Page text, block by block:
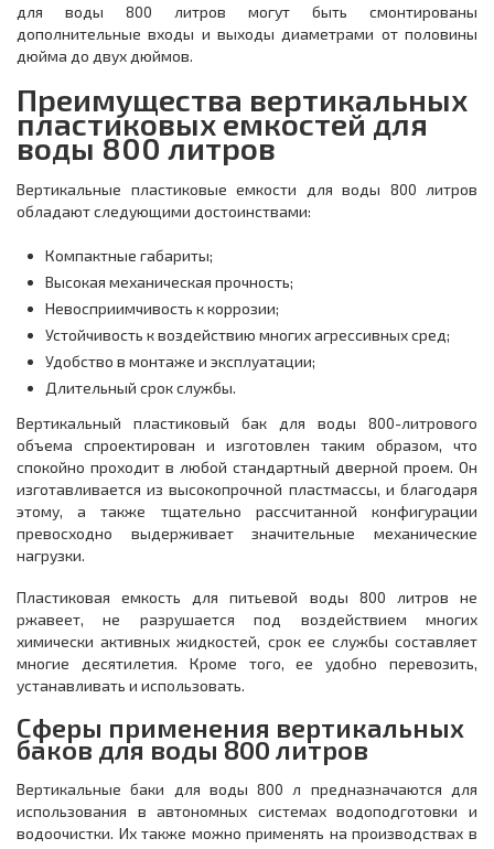
для воды 800 литров могут быть смонтированы
дополнительные входы и выходы диаметрами от половины
дюйма до двух дюймов.
Преимущества вертикальных
пластиковых емкостей для
воды 800 литров
Вертикальные пластиковые емкости для воды 800 литров
обладают следующими достоинствами:
Компактные габариты;
Высокая механическая прочность;
Невосприимчивость к коррозии;
Устойчивость к воздействию многих агрессивных сред;
Удобство в монтаже и эксплуатации;
Длительный срок службы.
Вертикальный пластиковый бак для воды 800-литрового
объема спроектирован и изготовлен таким образом, что
спокойно проходит в любой стандартный дверной проем. Он
изготавливается из высокопрочной пластмассы, и благодаря
этому, а также тщательно рассчитанной конфигурации
превосходно выдерживает значительные механические
нагрузки.
Пластиковая емкость для питьевой воды 800 литров не
ржавеет, не разрушается под воздействием многих
химически активных жидкостей, срок ее службы составляет
многие десятилетия. Кроме того, ее удобно перевозить,
устанавливать и использовать.
Сферы применения вертикальных
баков для воды 800 литров
Вертикальные баки для воды 800 л предназначаются для
использования в автономных системах водоподготовки и
водоочистки. Их также можно применять на производствах в